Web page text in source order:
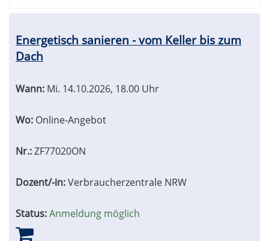
Energetisch sanieren - vom Keller bis zum
Dach
Wann: Mi. 14.10.2026, 18.00 Uhr
Wo: Online-Angebot
Nr.:ZF77020ON
Dozent/-in:Verbraucherzentrale NRW
Status:Anmeldung möglich